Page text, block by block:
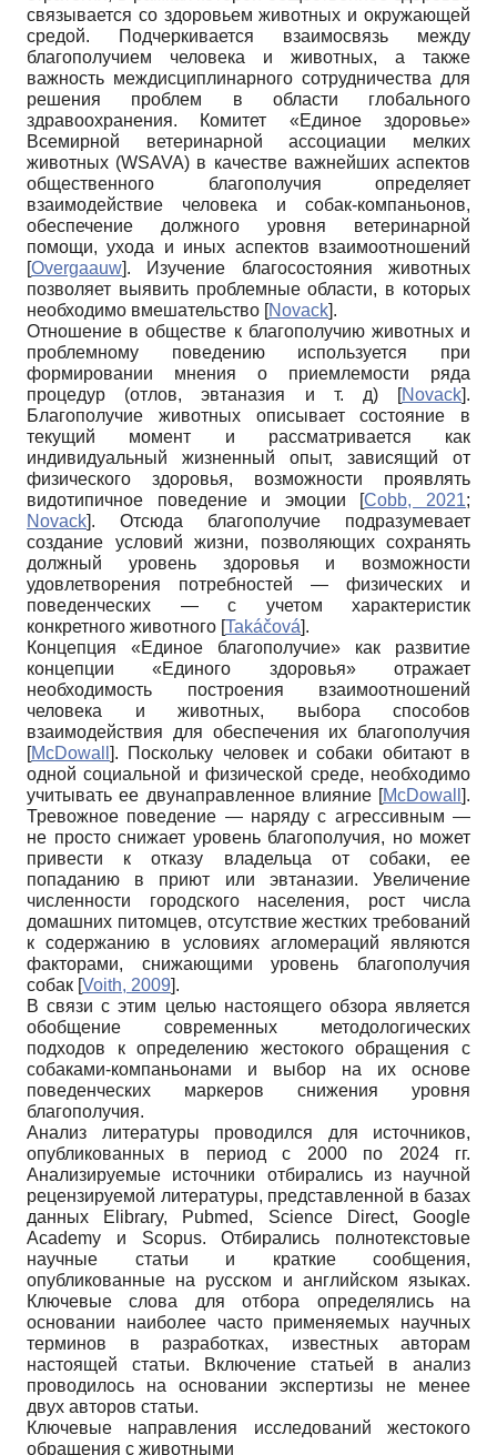
связывается со здоровьем животных и окружающей
средой. Подчеркивается взаимосвязь между
благополучием человека и животных, а также
важность междисциплинарного сотрудничества для
решения проблем в области глобального
здравоохранения. Комитет «Единое здоровье»
Всемирной ветеринарной ассоциации мелких
животных (WSAVA) в качестве важнейших аспектов
общественного благополучия определяет
взаимодействие человека и собак-компаньонов,
обеспечение должного уровня ветеринарной
помощи, ухода и иных аспектов взаимоотношений
[Overgaauw]. Изучение благосостояния животных
позволяет выявить проблемные области, в которых
необходимо вмешательство [Novack].
Отношение в обществе к благополучию животных и
проблемному поведению используется при
формировании мнения о приемлемости ряда
процедур (отлов, эвтаназия и т. д)
[Novack].
Благополучие животных описывает состояние в
текущий момент и рассматривается как
индивидуальный жизненный опыт, зависящий от
физического здоровья, возможности проявлять
видотипичное поведение и эмоции [Cobb, 2021;
Novack]. Отсюда благополучие подразумевает
создание условий жизни, позволяющих сохранять
должный уровень здоровья и возможности
удовлетворения потребностей — физических и
поведенческих — с учетом характеристик
конкретного животного [Takáčová].
Концепция «Единое благополучие» как развитие
концепции «Единого здоровья» отражает
необходимость построения взаимоотношений
человека и животных, выбора способов
взаимодействия для обеспечения их благополучия
[McDowall ]. Поскольку человек и собаки обитают в
одной социальной и физической среде, необходимо
учитывать ее двунаправленное влияние [McDowall ].
Тревожное поведение — наряду с агрессивным —
не просто снижает уровень благополучия, но может
привести к отказу владельца от собаки, ее
попаданию в приют или эвтаназии. Увеличение
численности городского населения, рост числа
домашних питомцев, отсутствие жестких требований
к содержанию в условиях агломераций являются
факторами, снижающими уровень благополучия
собак [Voith, 2009].
В связи с этим целью настоящего обзора является
обобщение современных методологических
подходов к определению жестокого обращения с
собаками-компаньонами и выбор на их основе
поведенческих маркеров снижения уровня
благополучия.
Анализ литературы проводился для источников,
опубликованных в период с 2000 по 2024 гг.
Анализируемые источники отбирались из научной
рецензируемой литературы, представленной в базах
данных Elibrary, Pubmed, Science Direct, Google
Academy и Scopus. Отбирались полнотекстовые
научные статьи и краткие сообщения,
опубликованные на русском и английском языках.
Ключевые слова для отбора определялись на
основании наиболее часто применяемых научных
терминов в разработках, известных авторам
настоящей статьи. Включение статьей в анализ
проводилось на основании экспертизы не менее
двух авторов статьи.
Ключевые направления исследований жестокого
обращения с животными